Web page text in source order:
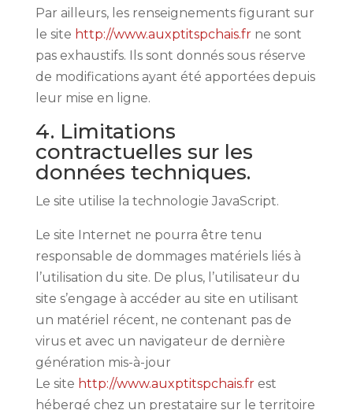
Par ailleurs, les renseignements figurant sur
le site http://www.auxptitspchais.frne sont
pas exhaustifs. Ils sont donnés sous réserve
de modifications ayant été apportées depuis
leur mise en ligne.
4. Limitations
contractuelles sur les
données techniques.
Le site utilise la technologie JavaScript.
Le site Internet ne pourra être tenu
responsable de dommages matériels liés à
l’utilisation du site. De plus, l’utilisateur du
site s’engage à accéder au site en utilisant
un matériel récent, ne contenant pas de
virus et avec un navigateur de dernière
génération mis-à-jour
Le site http://www.auxptitspchais.frest
hébergé chez un prestataire sur le territoire